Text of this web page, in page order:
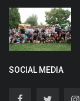
SOCIAL MEDIA